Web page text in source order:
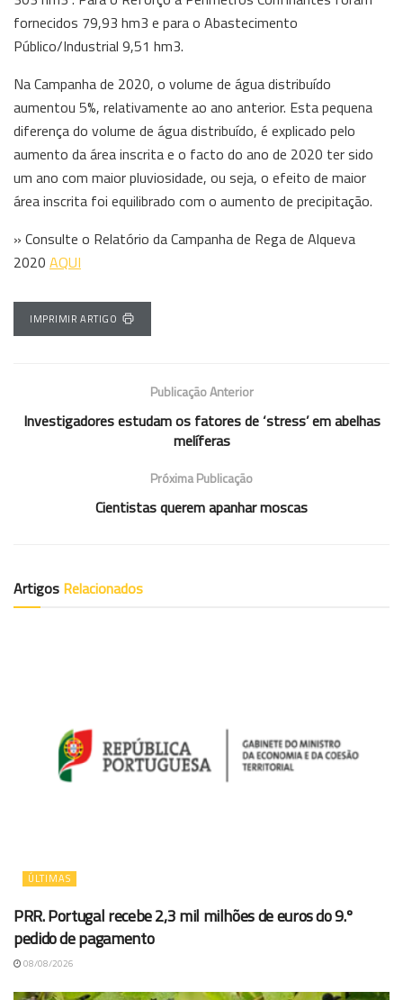
fornecidos 79,93 hm3 e para o Abastecimento
Público/Industrial 9,51 hm3.
Na Campanha de 2020, o volume de água distribuído
aumentou 5%, relativamente ao ano anterior. Esta pequena
diferença do volume de água distribuído, é explicado pelo
aumento da área inscrita e o facto do ano de 2020 ter sido
um ano com maior pluviosidade, ou seja, o efeito de maior
área inscrita foi equilibrado com o aumento de precipitação.
» Consulte o Relatório da Campanha de Rega de Alqueva
2020 AQUI
IMPRIMIR ARTIGO
Publicação Anterior
Investigadores estudam os fatores de ‘stress’ em abelhas
melíferas
Próxima Publicação
Cientistas querem apanhar moscas
Artigos Relacionados
ÚLTIMAS
PRR. Portugal recebe 2,3 mil milhões de euros do 9.º
pedido de pagamento
08/08/2026